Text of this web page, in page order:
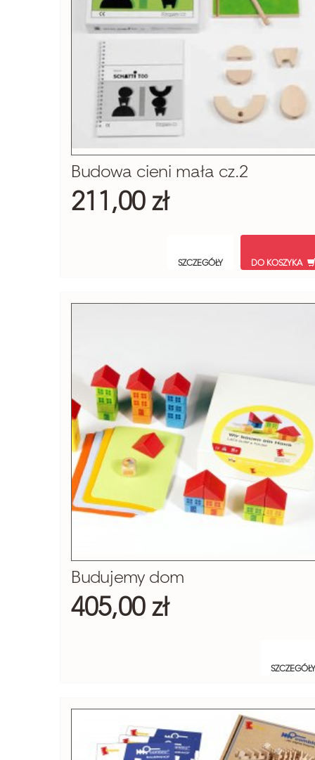
Budowa cieni mała cz.2
211,00 zł
SZCZEGÓŁY DO KOSZYKA
Budujemy dom
405,00 zł
SZCZEGÓŁY